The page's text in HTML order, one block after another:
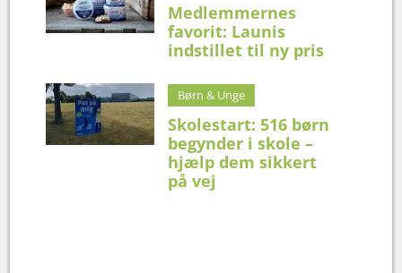
Medlemmernes
favorit: Launis
indstillet til ny pris
Børn & Unge
Skolestart: 516 børn
begynder i skole –
hjælp dem sikkert
på vej